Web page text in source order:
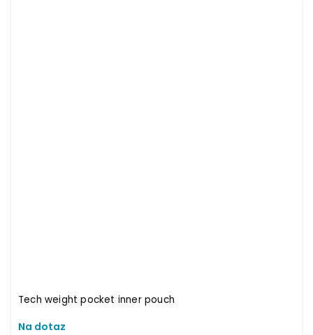
Tech weight pocket inner pouch
Na dotaz